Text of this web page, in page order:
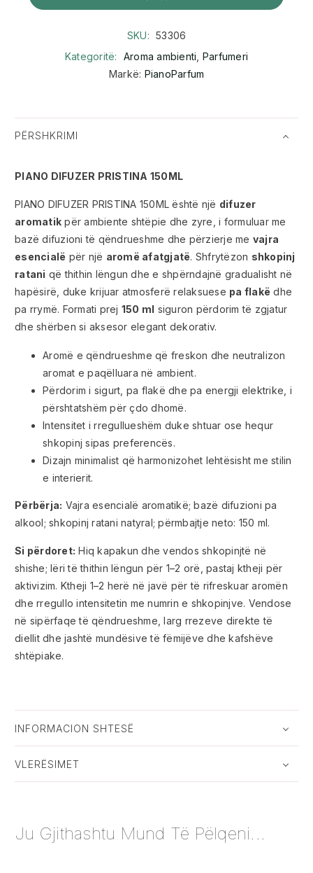
SKU: 53306
Kategoritë:
Aroma ambienti Parfumeri
Markë: PianoParfum
PËRSHKRIMI
PIANO DIFUZER PRISTINA 150ML
PIANO DIFUZER PRISTINA 150ML është një difuzer
aromatik për ambiente shtëpie dhe zyre, i formuluar me
bazë difuzioni të qëndrueshme dhe përzierje me vajra
esencialë për një aromë afatgjatë. Shfrytëzon shkopinj
ratani që thithin lëngun dhe e shpërndajnë gradualisht në
hapësirë, duke krijuar atmosferë relaksuese pa flakë dhe
pa rrymë. Formati prej 150 ml siguron përdorim të zgjatur
dhe shërben si aksesor elegant dekorativ.
Aromë e qëndrueshme që freskon dhe neutralizon
aromat e paqëlluara në ambient.
Përdorim i sigurt, pa flakë dhe pa energji elektrike, i
përshtatshëm për çdo dhomë.
Intensitet i rregullueshëm duke shtuar ose hequr
shkopinj sipas preferencës.
Dizajn minimalist që harmonizohet lehtësisht me stilin
e interierit.
Përbërja: Vajra esencialë aromatikë; bazë difuzioni pa
alkool; shkopinj ratani natyral; përmbajtje neto: 150 ml.
Si përdoret: Hiq kapakun dhe vendos shkopinjtë në
shishe; lëri të thithin lëngun për 1–2 orë, pastaj ktheji për
aktivizim. Ktheji 1–2 herë në javë për të rifreskuar aromën
dhe rregullo intensitetin me numrin e shkopinjve. Vendose
në sipërfaqe të qëndrueshme, larg rrezeve direkte të
diellit dhe jashtë mundësive të fëmijëve dhe kafshëve
shtëpiake.
INFORMACION SHTESË
VLERËSIMET
Ju Gjithashtu Mund Të Pëlqeni...